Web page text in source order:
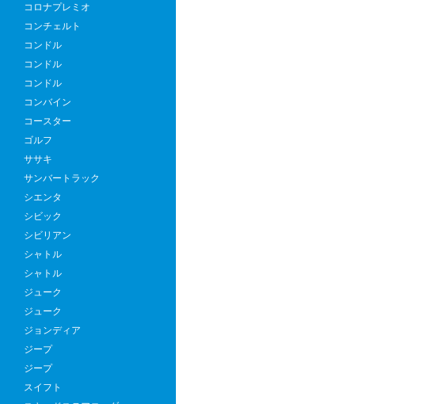
コロナプレミオ
コンチェルト
コンドル
コンドル
コンドル
コンバイン
コースター
ゴルフ
ササキ
サンバートラック
シエンタ
シビック
シビリアン
シャトル
シャトル
ジューク
ジューク
ジョンディア
ジープ
ジープ
スイフト